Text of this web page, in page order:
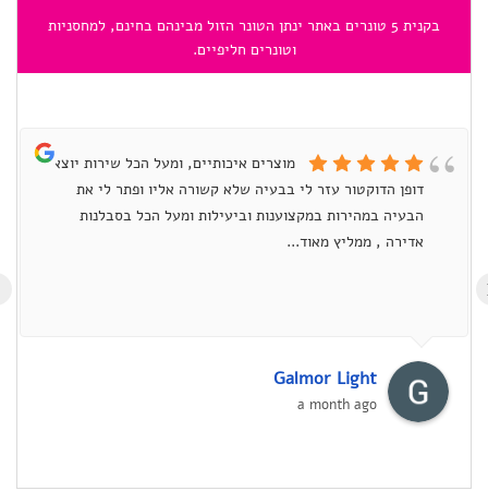
בקנית 5 טונרים באתר ינתן הטונר הזול מבינהם בחינם, למחסניות
וטונרים חליפיים.
מוצרים איכותיים, ומעל הכל שירות יוצא
דופן הדוקטור עזר לי בבעיה שלא קשורה אליו ופתר לי את
הבעיה במהירות במקצוענות וביעילות ומעל הכל בסבלנות
אדירה , ממליץ מאוד...
Galmor Light
a month ago